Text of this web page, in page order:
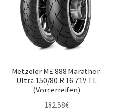
Metzeler ME 888 Marathon
Ultra 150/80 R 16 71V TL
(Vorderreifen)
182.58€